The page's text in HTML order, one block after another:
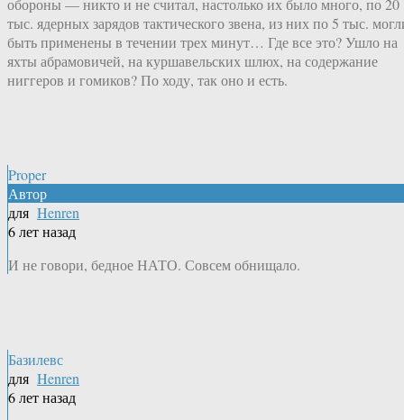
обороны — никто и не считал, настолько их было много, по 20
тыс. ядерных зарядов тактического звена, из них по 5 тыс.
быть применены в течении трех минут… Где все это? Ушло на
яхты абрамовичей, на куршавельских шлюх, на содержание
ниггеров и гомиков? По ходу, так оно и есть.
Proper
Автор
для Henren
6 лет назад
И не говори, бедное НАТО. Совсем обнищало.
Базилевс
для Henren
6 лет назад